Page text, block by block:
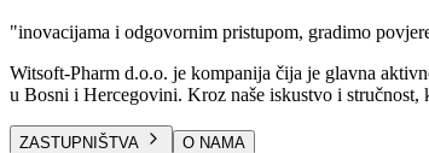
"inovacijama i odgovornim pristupom, gradimo
Witsoft-Pharm d.o.o. je kompanija čija je glavna
u Bosni i Hercegovini. Kroz naše iskustvo i
ZASTUPNIŠTVA O NAMA